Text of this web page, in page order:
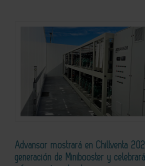
Advansor mostrará en Chillventa
generación de Minibooster y